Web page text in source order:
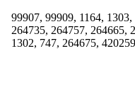
99907, 99909, 1164,
264735, 264757, 264665,
1302, 747, 264675,